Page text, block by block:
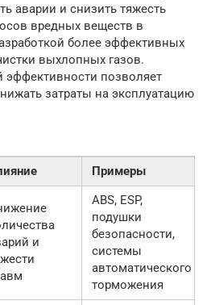
аварии и снизить тяжесть
вредных веществ в
более эффективных
выхлопных газов.
позволяет
затраты на эксплуатацию
Примеры
и
ABS, ESP,
подушки
безопасности,
системы
автоматического
торможения